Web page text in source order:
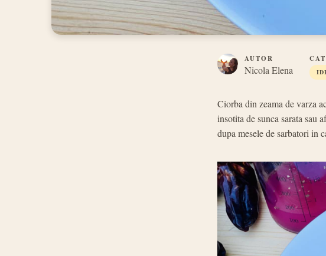
AUTOR
Nicola Elena
Ciorba din zeama de varza
insotita de sunca sarata sau
dupa mesele de sarbatori in